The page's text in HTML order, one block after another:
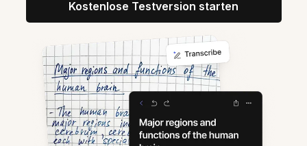
Kostenlose Testversion starten